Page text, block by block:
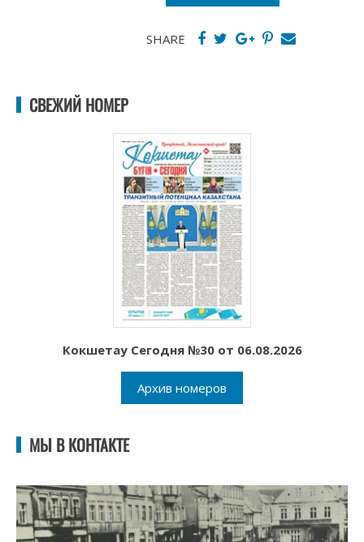
SHARE
СВЕЖИЙ НОМЕР
Кокшетау Сегодня №30 от 06.08.2026
Архив номеров
МЫ В КОНТАКТЕ